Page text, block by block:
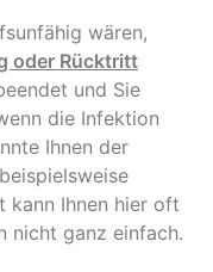
wären,
oder Rücktritt
und Sie
die Infektion
Ihnen der
kann Ihnen hier oft
nicht ganz einfach.